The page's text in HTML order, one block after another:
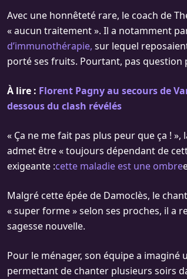
Avec une honnêteté rare, le coach de
« aucun traitement ». Il a notamment
d’immunothérapie, sur lequel
porté ses fruits. Pourtant, pas question
À lire : Florent Pagny au secours de
dessous du clash révélés
« Ça ne me fait pas plus peur que ça !
admet être « toujours dépendant de
exigeante :cette maladie est une ombre
Malgré cette épée de Damoclès, le
« super forme » selon ses proches, il a
sagesse nouvelle.
Pour le ménager, son équipe a
permettant de chanter plusieurs soirs